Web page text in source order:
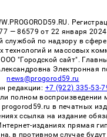
— 86579 от 22 января 2024
службой по надзору в сфере
технологий и массовых
"Городской сайт".
Электронная
news@progorod59.ru
редакции: +7 (922) 335-53-
полном воспроизведении
в печатных
ссылка на издание
изданиях прямая
в противном случае